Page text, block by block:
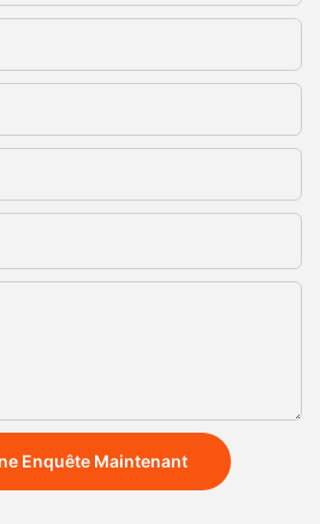
Enquête Maintenant